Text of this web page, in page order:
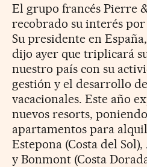
El grupo francés Pierre
recobrado su interés
Su presidente en
dijo ayer que triplicará
nuestro país con su
gestión y el desarrollo
vacacionales. Este año
nuevos resorts,
apartamentos para
Estepona (Costa del
y Bonmont (Costa